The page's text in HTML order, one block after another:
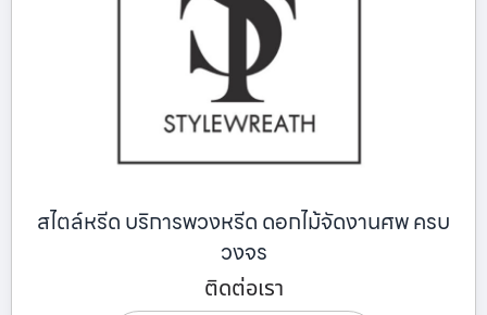
สไตล์หรีด บริการพวงหรีด ดอกไม้จัดงานศพ ครบ
วงจร
ติดต่อเรา